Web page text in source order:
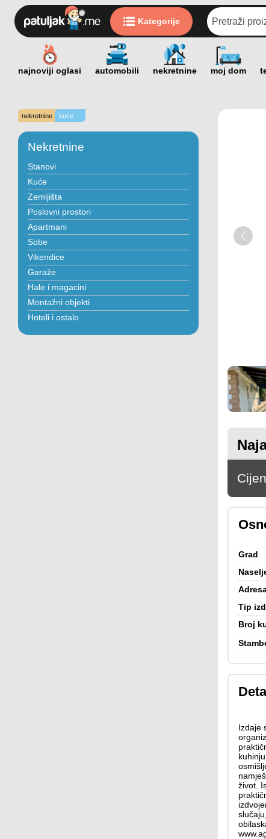
Kategorije
nekretnine kuće
Nekretnine
Stanovi
Kuće
Zemljišta
Poslovni prostori
Apartmani
Sobe
Vikendice
Garaže
Hale i magacini
Montažni objekti
Hoteli i ostalo
Grad
Tip
Broj
Izdaje
život.